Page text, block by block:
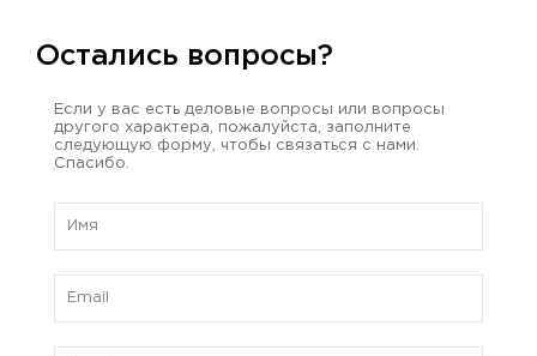
Остались вопросы?
Если у вас есть деловые вопросы или вопросы
другого характера, пожалуйста, заполните
следующую форму, чтобы связаться с нами.
Спасибо.